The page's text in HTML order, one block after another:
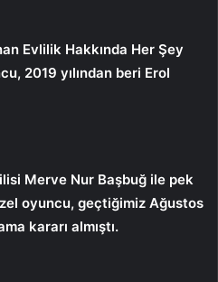
Evlilik Hakkında Her Şey
2019 yılından beri Erol
Merve Nur Başbuğ ile pek
oyuncu, geçtiğimiz Ağustos
kararı almıştı.